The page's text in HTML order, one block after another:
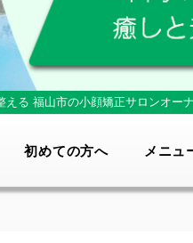
える 福山市の小顔矯正サロンオー
初めての方へ メニュ